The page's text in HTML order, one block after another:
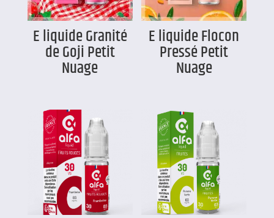
E liquide Granité
de Goji Petit
Nuage
E liquide Flocon
Pressé Petit
Nuage